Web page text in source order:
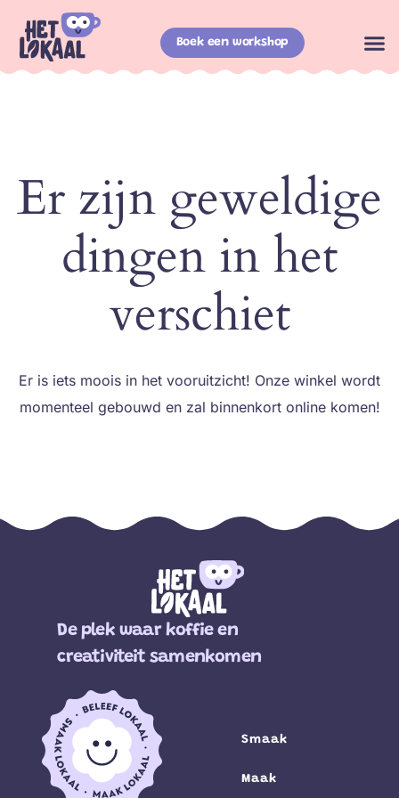
Boek een workshop
Er zijn geweldige
dingen in het
verschiet
Er is iets moois in het vooruitzicht! Onze winkel wordt
momenteel gebouwd en zal binnenkort online komen!
De plek waar koffie en
creativiteit samenkomen
Smaak
Maak